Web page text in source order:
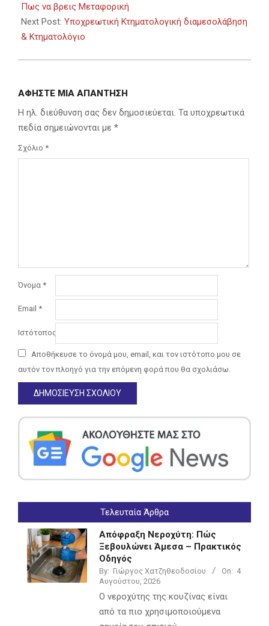
18
Πως να βρεις Μεταφορική
Next Post: Υποχρεωτική Κτηματολογική διαμεσολάβηση
& Κτηματολόγιο
ΑΦΉΣΤΕ ΜΙΑ ΑΠΆΝΤΗΣΗ
Η ηλ. διεύθυνση σας δεν δημοσιεύεται. Τα υποχρεωτικά
πεδία σημειώνονται με *
Σχόλιο *
Όνομα *
Email *
Ιστότοπος
Αποθήκευσε το όνομά μου, email, και τον ιστότοπο μου σε
αυτόν τον πλοηγό για την επόμενη φορά που θα σχολιάσω.
Τελευταία Άρθρα
Απόφραξη Νεροχύτη: Πώς
Ξεβουλώνει Άμεσα – Πρακτικός
Οδηγός
By: Γιώργος Χατζηθεοδοσίου On: 4
Αυγούστου, 2026
Ο νεροχύτης της κουζίνας είναι
από τα πιο χρησιμοποιούμενα